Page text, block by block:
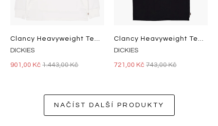
Clancy Heavyweight Tee Ls Whit White
DICKIES
901,00 Kč1.443,00 Kč
Clancy Heavyweight Tee Ss Blac Black
DICKIES
721,00 Kč 743,00 Kč
NAČÍST DALŠÍ PRODUKTY